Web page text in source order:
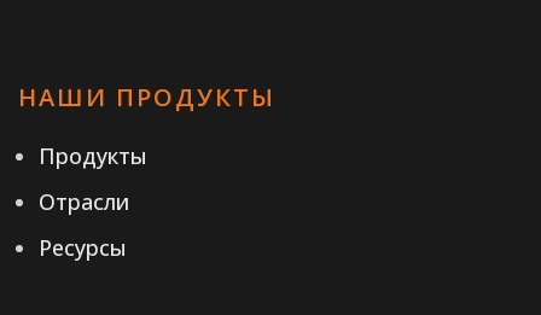
НАШИ ПРОДУКТЫ
Продукты
Отрасли
Ресурсы